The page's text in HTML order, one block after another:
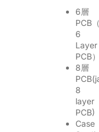
6層
PCB
6
Layer
PCB
8層
8
layer
PCB)
Case